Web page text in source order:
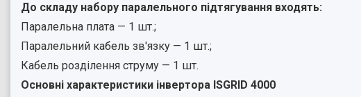
До складу набору паралельного підтягування входять:
Паралельна плата — 1 шт.;
Паралельний кабель зв'язку — 1 шт.;
Кабель розділення струму — 1 шт.
Основні характеристики інвертора ISGRID 4000